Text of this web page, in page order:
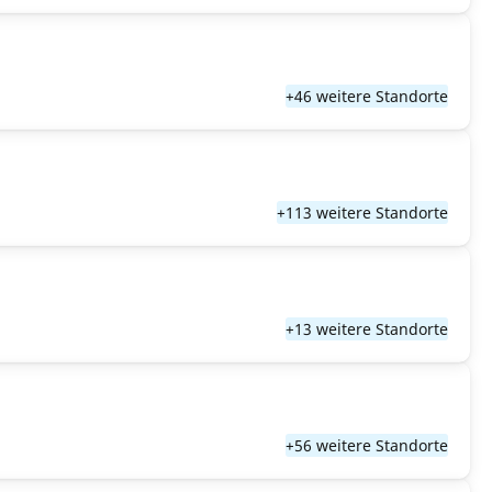
+46 weitere Standorte
+113 weitere Standorte
+13 weitere Standorte
+56 weitere Standorte